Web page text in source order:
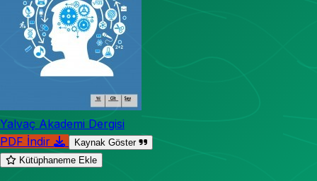
Yalvaç Akademi Dergisi
PDF İndir
Kaynak Göster
Kütüphaneme Ekle